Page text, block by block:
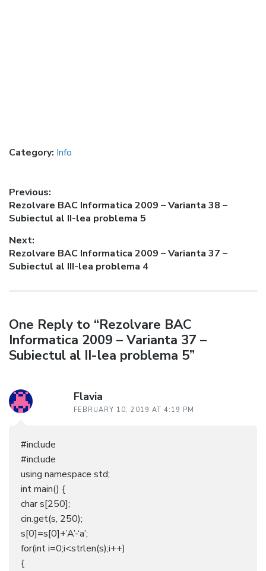
Category: Info
Post
navigation
Previous:
Previous
post:
Rezolvare BAC Informatica 2009 – Varianta 38 –
Subiectul al II-lea problema 5
Next:
Next
post:
Rezolvare BAC Informatica 2009 – Varianta 37 –
Subiectul al III-lea problema 4
One Reply to “Rezolvare BAC
Informatica 2009 – Varianta 37 –
Subiectul al II-lea problema 5”
Flavia
FEBRUARY 10, 2019 AT 4:19 PM
#include
#include
using namespace std;
int main() {
char s[250];
cin.get(s, 250);
s[0]=s[0]+’A’-‘a’;
for(int i=0;i<strlen(s);i++)
{